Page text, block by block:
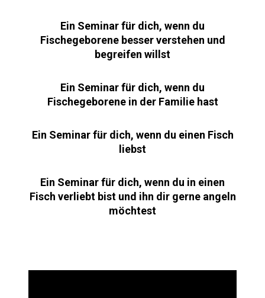
Ein Seminar für dich, wenn du
Fischegeborene besser verstehen und
begreifen willst
Ein Seminar für dich, wenn du
Fischegeborene in der Familie hast
Ein Seminar für dich, wenn du einen Fisch
liebst
Ein Seminar für dich, wenn du in einen
Fisch verliebt bist und ihn dir gerne angeln
möchtest